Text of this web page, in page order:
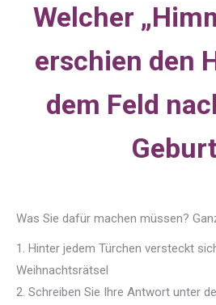
Welcher
erschien den
dem Feld
Was Sie dafür machen müssen?
1. Hinter jedem Türchen versteckt
Weihnachtsrätsel
2. Schreiben Sie Ihre Antwort unter